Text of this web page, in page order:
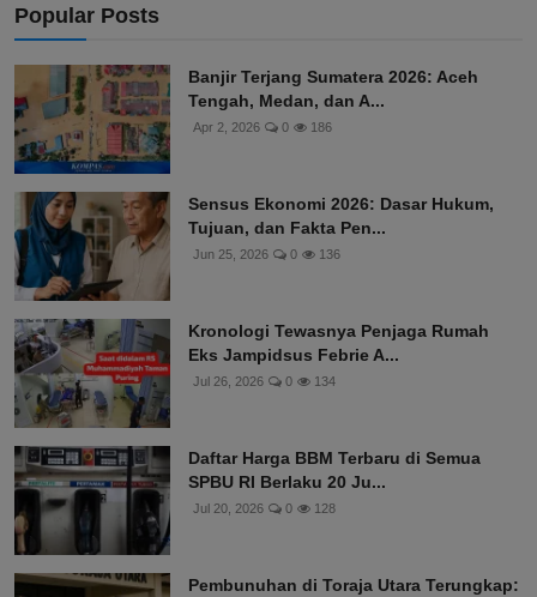
Popular Posts
Banjir Terjang Sumatera 2026: Aceh
Tengah, Medan, dan A...
Apr 2, 2026 0 186
Sensus Ekonomi 2026: Dasar Hukum,
Tujuan, dan Fakta Pen...
Jun 25, 2026 0 136
Kronologi Tewasnya Penjaga Rumah
Eks Jampidsus Febrie A...
Jul 26, 2026 0 134
Daftar Harga BBM Terbaru di Semua
SPBU RI Berlaku 20 Ju...
Jul 20, 2026 0 128
Pembunuhan di Toraja Utara Terungkap: